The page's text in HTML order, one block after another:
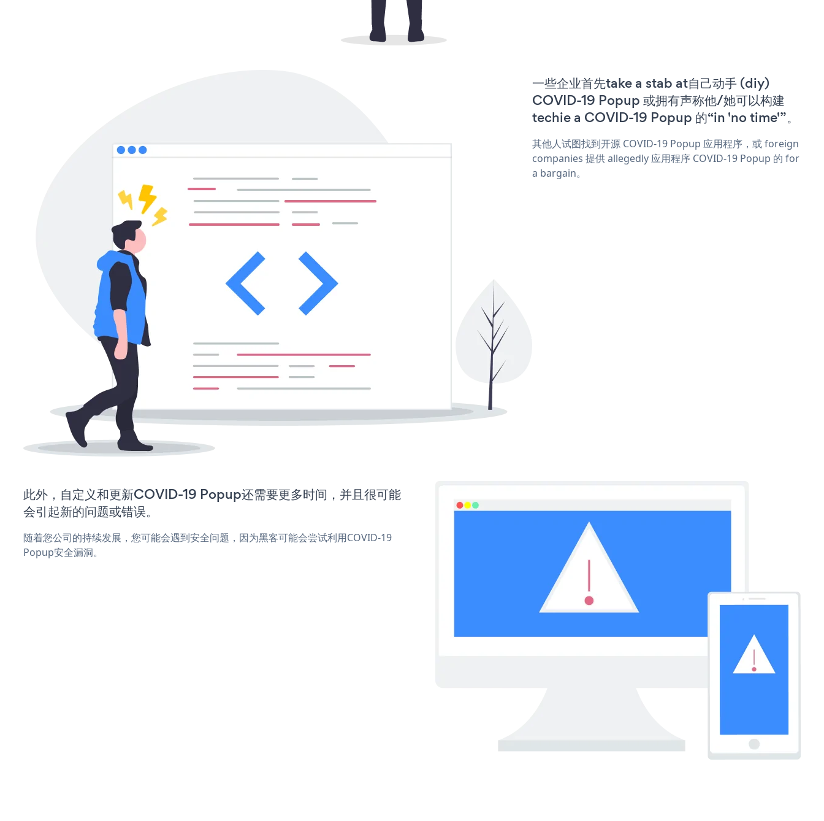
一些企业首先take a stab at自己动手 (diy)
COVID-19 Popup 或拥有声称他/她可以构建
techie a COVID-19 Popup 的“in 'no time'”。
其他人试图找到开源 COVID-19 Popup 应用程序，或 foreign
companies 提供 allegedly 应用程序 COVID-19 Popup 的 for
a bargain。
此外，自定义和更新COVID-19 Popup还需要更多时间，并且很可能
会引起新的问题或错误。
随着您公司的持续发展，您可能会遇到安全问题，因为黑客可能会尝试利用COVID-19
Popup安全漏洞。